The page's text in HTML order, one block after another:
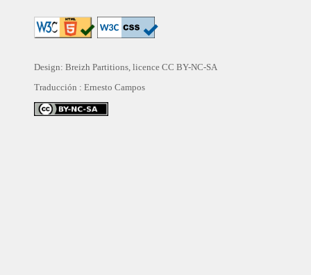
Design: Breizh Partitions, licence CC BY-NC-SA
Traducción : Ernesto Campos